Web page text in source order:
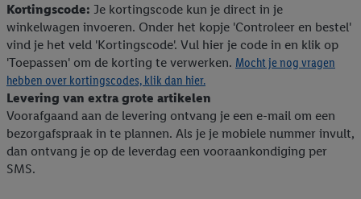
Kortingscode: Je kortingscode kun je direct in je
winkelwagen invoeren. Onder het kopje 'Controleer en bestel'
vind je het veld 'Kortingscode'. Vul hier je code in en klik op
'Toepassen' om de korting te verwerken. Mocht je nog vragen
hebben over kortingscodes, klik dan hier.
Levering van extra grote artikelen
Voorafgaand aan de levering ontvang je een e-mail om een
bezorgafspraak in te plannen. Als je je mobiele nummer invult,
dan ontvang je op de leverdag een vooraankondiging per
SMS.